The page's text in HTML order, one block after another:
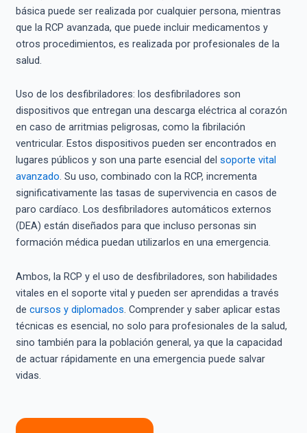
básica puede ser realizada por cualquier persona, mientras
que la RCP avanzada, que puede incluir medicamentos y
otros procedimientos, es realizada por profesionales de la
salud.
Uso de los desfibriladores: los desfibriladores son
dispositivos que entregan una descarga eléctrica al corazón
en caso de arritmias peligrosas, como la fibrilación
ventricular. Estos dispositivos pueden ser encontrados en
lugares públicos y son una parte esencial del soporte vital
avanzado. Su uso, combinado con la RCP, incrementa
significativamente las tasas de supervivencia en casos de
paro cardíaco. Los desfibriladores automáticos externos
(DEA) están diseñados para que incluso personas sin
formación médica puedan utilizarlos en una emergencia.
Ambos, la RCP y el uso de desfibriladores, son habilidades
vitales en el soporte vital y pueden ser aprendidas a través
de cursos y diplomados. Comprender y saber aplicar estas
técnicas es esencial, no solo para profesionales de la salud,
sino también para la población general, ya que la capacidad
de actuar rápidamente en una emergencia puede salvar
vidas.